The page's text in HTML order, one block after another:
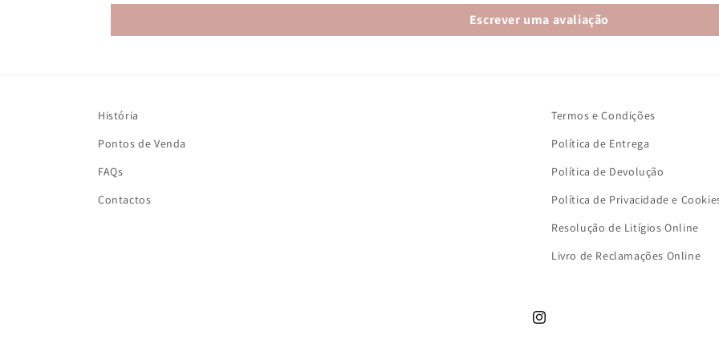
Escrever uma avaliação
História
Pontos de Venda
FAQs
Contactos
Termos e Condições
Política de Entrega
Política de Devolução
Política de Privacidade e
Resolução de Litígios Online
Livro de Reclamações Online
Instagram